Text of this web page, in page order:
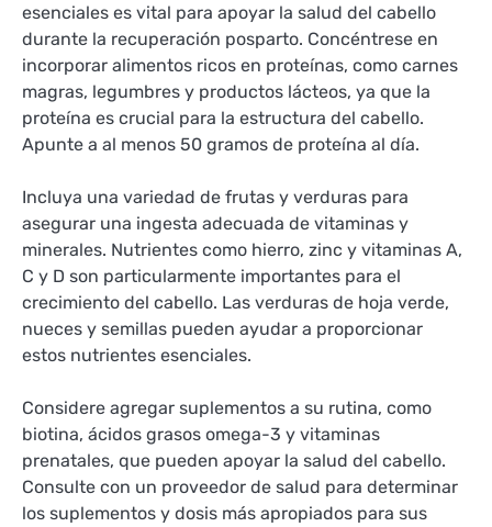
esenciales es vital para apoyar la salud del cabello
durante la recuperación posparto. Concéntrese en
incorporar alimentos ricos en proteínas, como carnes
magras, legumbres y productos lácteos, ya que la
proteína es crucial para la estructura del cabello.
Apunte a al menos 50 gramos de proteína al día.
Incluya una variedad de frutas y verduras para
asegurar una ingesta adecuada de vitaminas y
minerales. Nutrientes como hierro, zinc y vitaminas A,
C y D son particularmente importantes para el
crecimiento del cabello. Las verduras de hoja verde,
nueces y semillas pueden ayudar a proporcionar
estos nutrientes esenciales.
Considere agregar suplementos a su rutina, como
biotina, ácidos grasos omega-3 y vitaminas
prenatales, que pueden apoyar la salud del cabello.
Consulte con un proveedor de salud para determinar
los suplementos y dosis más apropiados para sus